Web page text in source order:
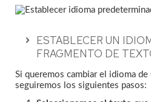
ESTABLECER UN
FRAGMENTO DE
Si queremos cambiar el idioma
seguiremos los siguientes pasos: